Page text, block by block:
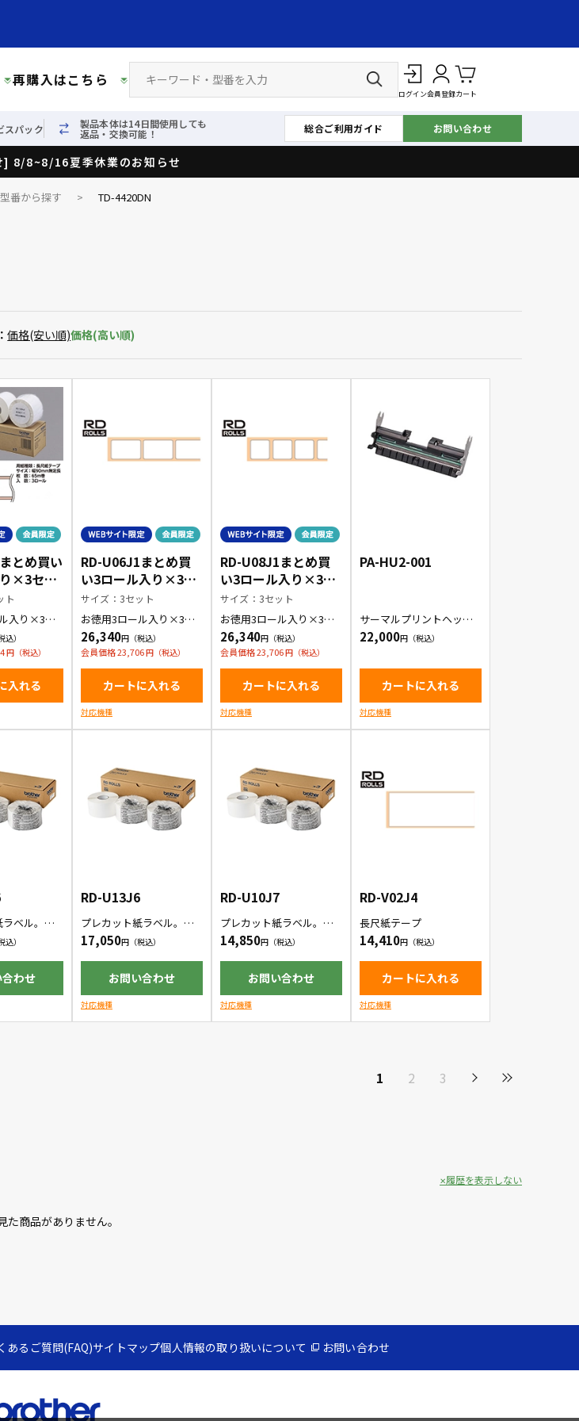
再購入はこちら
ログイン会員登録カート
スパック 製品本体は14日間使用しても
返品・交換可能！ 総合ご利用ガイド お問い合わせ
] 8/8~8/16夏季休業のお知らせ
番から探す > TD-4420DN
価格(安い順)価格(高い順)
とめ買い
×3セッ
商品】
ト
入り×3セ
ープ
入れる
RD-U06J1まとめ買
い3ロール入り×3セ
ット【WEB限定商
品】
サイズ：3セット
お徳用3ロール入り×3セ
ット プレカット紙ラベル
26,340
会員価格 23,706
カートに入れる
対応機種
RD-U08J1まとめ買
い3ロール入り×3セ
ット【WEB限定商
品】
サイズ：3セット
お徳用3ロール入り×3セ
ット プレカット紙ラベル
26,340
会員価格 23,706
カートに入れる
対応機種
PA-HU2-001
サーマルプリントヘッド
（203dpi）
22,000
カートに入れる
対応機種
ベル。ユ
水性と強
ベル！
わせ
RD-U13J6
プレカット紙ラベル。ユ
ポ紙採用で、耐水性と強
度を両立したラベル！
17,050
お問い合わせ
対応機種
RD-U10J7
プレカット紙ラベル。耐
アルコール性で安心して
使える。
14,850
お問い合わせ
対応機種
RD-V02J4
長尺紙テープ
14,410
カートに入れる
対応機種
1 2 3
た商品がありません。
履歴を表示しない
あるご質問(FAQ)サイトマップ個人情報の取り扱いについて お問い合わせ